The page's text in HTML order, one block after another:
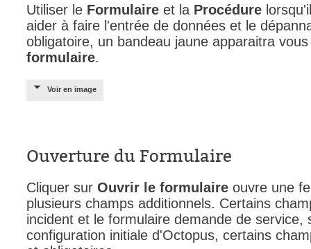
Utiliser le Formulaire et la Procédure
aider à faire l'entrée de données et le
obligatoire, un bandeau jaune apparaitra
formulaire.
Voir en image
Ouverture du Formulaire
Cliquer sur Ouvrir le formulaire ouvre une
plusieurs champs additionnels. Certains
incident et le formulaire demande de service,
configuration initiale d'Octopus, certains